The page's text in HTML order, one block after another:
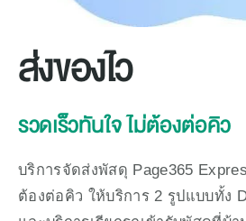
ส่งของไว
รวดเร็วทันใจ ไม่ต้องต่อคิว
บริการจัดส่งพัสดุ Page365
ต้องต่อคิว ให้บริการ 2 รูปแบบทั้ง